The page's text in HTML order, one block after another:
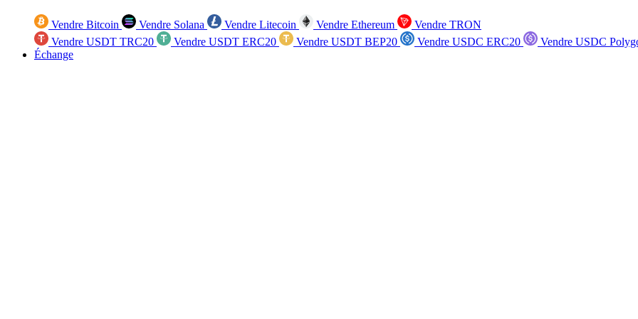
Vendre Bitcoin Vendre Solana Vendre Litecoin Vendre Ethereum
Vendre TRON
Vendre USDT TRC20
Vendre USDT ERC20 Vendre USDT BEP20 Vendre USDC ERC20
Vendre USDC
Échange